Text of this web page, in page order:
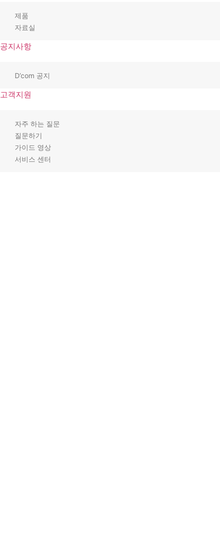
제품
자료실
공지사항
D’com 공지
고객지원
자주 하는 질문
질문하기
가이드 영상
서비스 센터